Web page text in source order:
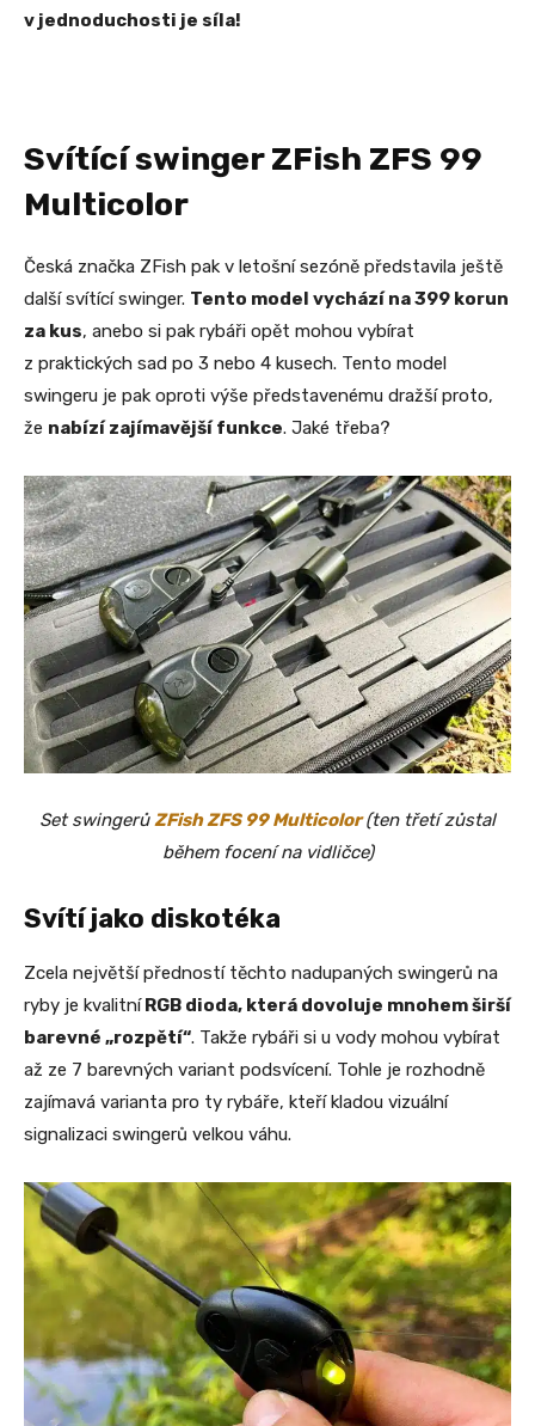
v jednoduchosti je síla!
Svítící swinger ZFish ZFS 99
Multicolor
Česká značka ZFish pak v letošní sezóně představila ještě
další svítící swinger. Tento model vychází na 399 korun
za kus, anebo si pak rybáři opět mohou vybírat
z praktických sad po 3 nebo 4 kusech. Tento model
swingeru je pak oproti výše představenému dražší proto,
že nabízí zajímavější funkce. Jaké třeba?
Set swingerůZFish ZFS 99 Multicolor (ten třetí zůstal
během focení na vidličce)
Svítí jako diskotéka
Zcela největší předností těchto nadupaných swingerů na
ryby je kvalitníRGB dioda, která dovoluje mnohem širší
barevné „rozpětí“. Takže rybáři si u vody mohou vybírat
až ze 7 barevných variant podsvícení. Tohle je rozhodně
zajímavá varianta pro ty rybáře, kteří kladou vizuální
signalizaci swingerů velkou váhu.